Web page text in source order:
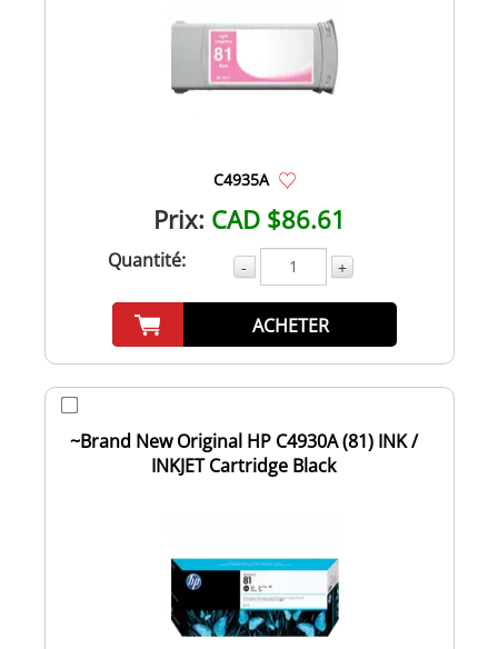
C4935A
Prix: CAD $86.61
Quantité: - +
ACHETER
~Brand New Original HP C4930A (81) INK /
INKJET Cartridge Black